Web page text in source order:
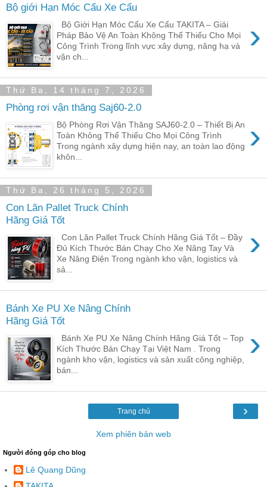
Bộ giới Hạn Móc Cẩu Xe Cẩu
›
Bộ Giới Hạn Móc Cẩu Xe Cẩu TAKITA – Giải
Pháp Bảo Vệ An Toàn Không Thể Thiếu Cho Mọi
Công Trình Trong lĩnh vực xây dựng, nâng hạ và
vận ch...
Thứ Ba, 14 tháng 7, 2026
Phòng rơi vận thăng Saj60-2.0
›
Bộ Phòng Rơi Vận Thăng SAJ60-2.0 – Thiết Bị An
Toàn Không Thể Thiếu Cho Mọi Công Trình
Trong ngành xây dựng hiện nay, an toàn lao động
khôn...
Thứ Ba, 26 tháng 5, 2026
Con Lăn Pallet Truck Chính
Hãng Giá Tốt
›
Con Lăn Pallet Truck Chính Hãng Giá Tốt – Đầy
Đủ Kích Thước Bán Chạy Cho Xe Nâng Tay Và
Xe Nâng Điện Trong ngành kho vận, logistics và
sả...
Bánh Xe PU Xe Nâng Chính
Hãng Giá Tốt
›
Bánh Xe PU Xe Nâng Chính Hãng Giá Tốt – Top
Kích Thước Bán Chạy Tại Việt Nam . Trong
ngành kho vận, logistics và sản xuất công nghiệp,
bán...
›
Trang chủ
Xem phiên bản web
Người đóng góp cho blog
Lê Quang Dũng